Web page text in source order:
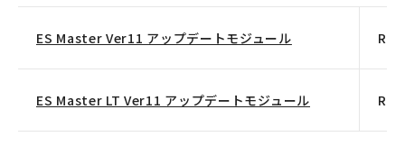
ES Master Ver11 アップデートモジュール
ES Master LT Ver11 アップデートモジュール